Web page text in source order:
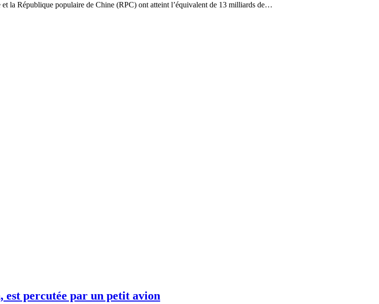
la République populaire de Chine (RPC) ont atteint l’équivalent de 13 milliards de…
percutée par un petit avion